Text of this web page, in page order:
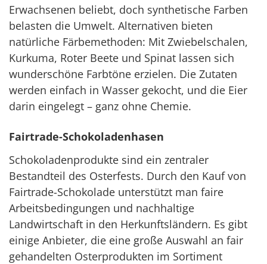
Erwachsenen beliebt, doch synthetische Farben
belasten die Umwelt. Alternativen bieten
natürliche Färbemethoden: Mit Zwiebelschalen,
Kurkuma, Roter Beete und Spinat lassen sich
wunderschöne Farbtöne erzielen. Die Zutaten
werden einfach in Wasser gekocht, und die Eier
darin eingelegt – ganz ohne Chemie.
Fairtrade-Schokoladenhasen
Schokoladenprodukte sind ein zentraler
Bestandteil des Osterfests. Durch den Kauf von
Fairtrade-Schokolade unterstützt man faire
Arbeitsbedingungen und nachhaltige
Landwirtschaft in den Herkunftsländern. Es gibt
einige Anbieter, die eine große Auswahl an fair
gehandelten Osterprodukten im Sortiment